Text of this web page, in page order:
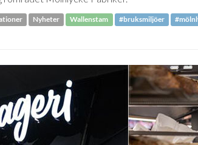
Nyheter Wallenstam #bruksmiljöer